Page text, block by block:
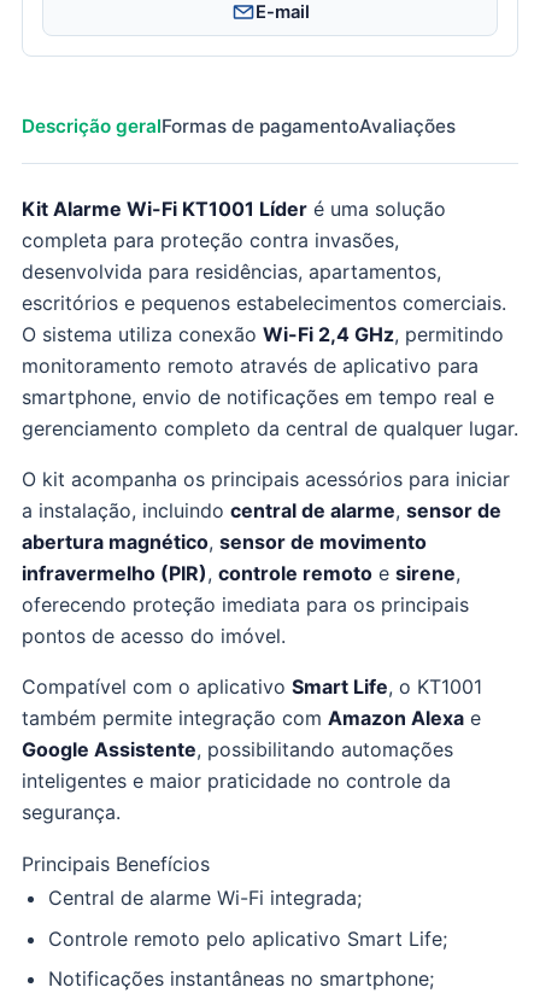
E-mail
Descrição geralFormas de pagamentoAvaliações
Kit Alarme Wi-Fi KT1001 Líder é uma solução
completa para proteção contra invasões,
desenvolvida para residências, apartamentos,
escritórios e pequenos estabelecimentos comerciais.
O sistema utiliza conexão Wi-Fi 2,4 GHz, permitindo
monitoramento remoto através de aplicativo para
smartphone, envio de notificações em tempo real e
gerenciamento completo da central de qualquer lugar.
O kit acompanha os principais acessórios para iniciar
a instalação, incluindo central de alarme, sensor de
abertura magnético, sensor de movimento
infravermelho (PIR), controle remoto e sirene,
oferecendo proteção imediata para os principais
pontos de acesso do imóvel.
Compatível com o aplicativo Smart Life, o KT1001
também permite integração com Amazon Alexa e
Google Assistente, possibilitando automações
inteligentes e maior praticidade no controle da
segurança.
Principais Benefícios
Central de alarme Wi-Fi integrada;
Controle remoto pelo aplicativo Smart Life;
Notificações instantâneas no smartphone;